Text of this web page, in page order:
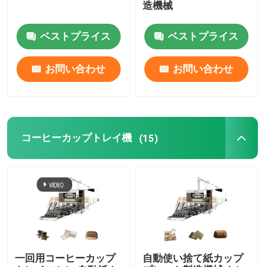
ベストプライス
お問い合わせ
造機械
ベストプライス
お問い合わせ
コーヒーカップトレイ機 (15)
一回用コーヒーカップ
自動使い捨て紙カップ